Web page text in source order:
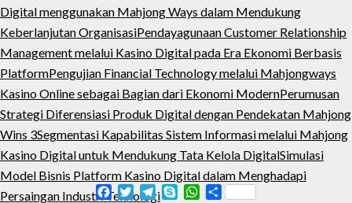
Facebook
TwitterTelegram
SkypeWhatsApp
Share
Digital menggunakan Mahjong Ways dalam Mendukung
Keberlanjutan OrganisasiPendayagunaan Customer Relationship
Management melalui Kasino Digital pada Era Ekonomi Berbasis
PlatformPengujian Financial Technology melalui Mahjongways
Kasino Online sebagai Bagian dari Ekonomi ModernPerumusan
Strategi Diferensiasi Produk Digital dengan Pendekatan Mahjong
Wins 3Segmentasi Kapabilitas Sistem Informasi melalui Mahjong
Kasino Digital untuk Mendukung Tata Kelola DigitalSimulasi
Model Bisnis Platform Kasino Digital dalam Menghadapi
Persaingan Industri Teknologi